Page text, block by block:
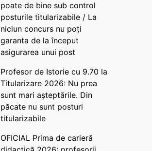
poate de bine sub control
posturile titularizabile / La
niciun concurs nu poți
garanta de la început
asigurarea unui post
Profesor de Istorie cu 9.70 la
Titularizare 2026: Nu prea
sunt mari așteptările. Din
păcate nu sunt posturi
titularizabile
OFICIAL Prima de carieră